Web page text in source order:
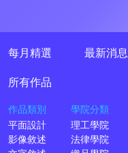
每月精選
所有作品
作品類別
平面設計
影像敘述
學院分類
理工學院
法律學院
最新消息